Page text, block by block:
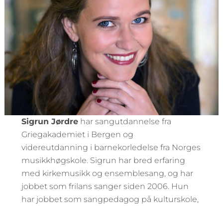
Sigrun Jørdre har sangutdannelse fra
Griegakademiet i Bergen og
videreutdanning i barnekorledelse fra Norges
musikkhøgskole. Sigrun har bred erfaring
med kirkemusikk og ensemblesang, og har
jobbet som frilans sanger siden 2006. Hun
har jobbet som sangpedagog på kulturskole,